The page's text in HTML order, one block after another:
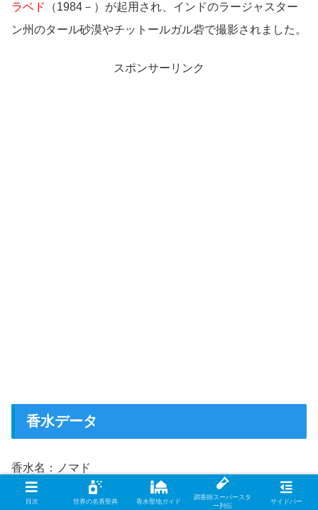
ラベド
（1984－）が起用され、インドのラージャスター
ン州のタール砂漠やチットールガル砦で撮影されました。
スポンサーリンク
香水データ
香水名：ノマド
原名：Nomade
目次 世界の名香聖典 香水聖地ガイド
調香師スーパースタ
ー列伝
サイドバー